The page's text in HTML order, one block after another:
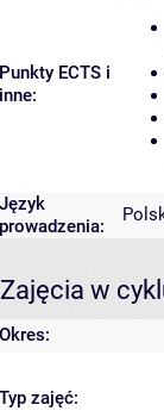
Punkty ECTS i
inne:
Język
prowadzenia:
Zajęcia w
Okres:
Typ zajęć: